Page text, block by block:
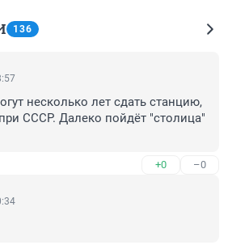
136
несколько лет сдать станцию,
СССР. Далеко пойдёт "столица"
+0 –0